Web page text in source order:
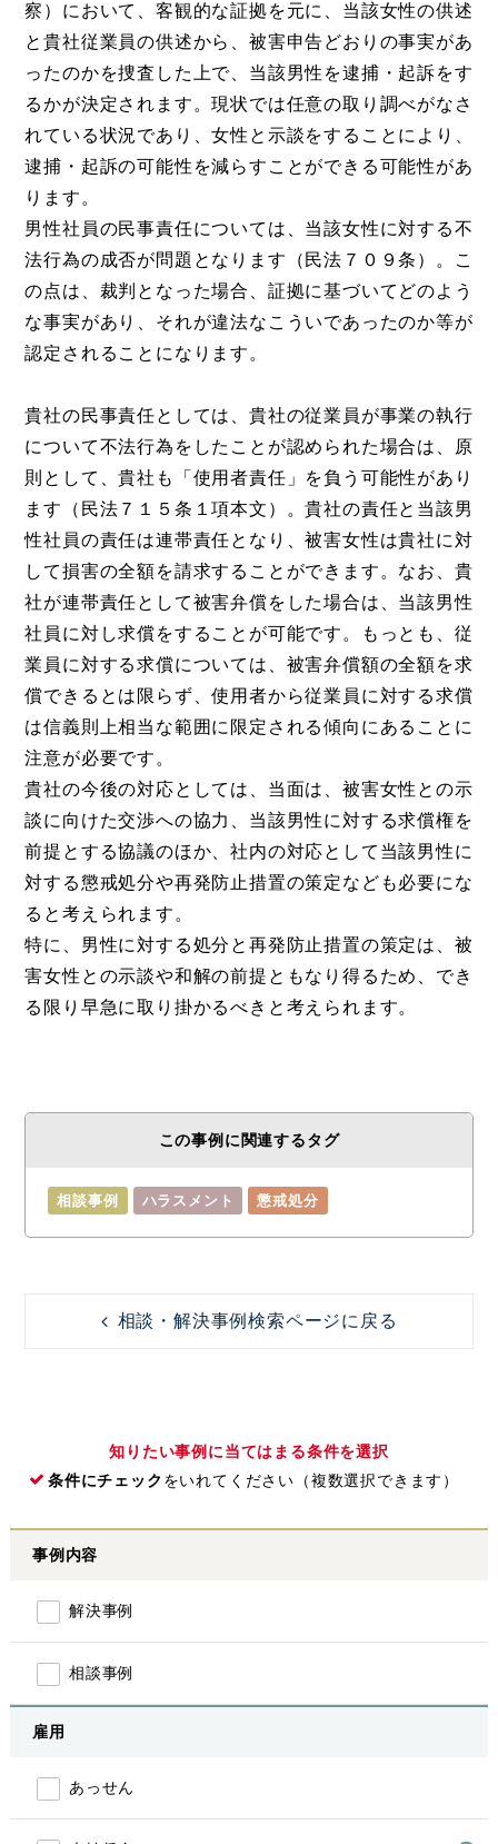
察）において、客観的な証拠を元に、当該女性の供述
と貴社従業員の供述から、被害申告どおりの事実があ
ったのかを捜査した上で、当該男性を逮捕・起訴をす
るかが決定されます。現状では任意の取り調べがなさ
れている状況であり、女性と示談をすることにより、
逮捕・起訴の可能性を減らすことができる可能性があ
ります。
男性社員の民事責任については、当該女性に対する不
法行為の成否が問題となります（民法７０９条）。こ
の点は、裁判となった場合、証拠に基づいてどのよう
な事実があり、それが違法なこういであったのか等が
認定されることになります。
貴社の民事責任としては、貴社の従業員が事業の執行
について不法行為をしたことが認められた場合は、原
則として、貴社も「使用者責任」を負う可能性があり
ます（民法７１５条１項本文）。貴社の責任と当該男
性社員の責任は連帯責任となり、被害女性は貴社に対
して損害の全額を請求することができます。なお、貴
社が連帯責任として被害弁償をした場合は、当該男性
社員に対し求償をすることが可能です。もっとも、従
業員に対する求償については、被害弁償額の全額を求
償できるとは限らず、使用者から従業員に対する求償
は信義則上相当な範囲に限定される傾向にあることに
注意が必要です。
貴社の今後の対応としては、当面は、被害女性との示
談に向けた交渉への協力、当該男性に対する求償権を
前提とする協議のほか、社内の対応として当該男性に
対する懲戒処分や再発防止措置の策定なども必要にな
ると考えられます。
特に、男性に対する処分と再発防止措置の策定は、被
害女性との示談や和解の前提ともなり得るため、でき
る限り早急に取り掛かるべきと考えられます。
この事例に関連するタグ
相談事例 ハラスメント 懲戒処分
相談・解決事例検索ページに戻る
知りたい事例に当てはまる条件を選択
条件にチェック をいれてください（複数選択できます）
事例内容
解決事例
相談事例
雇用
あっせん